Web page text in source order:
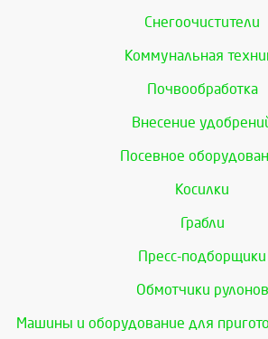
Снегоочистители
Коммунальная
Почвообработка
Внесение
Посевное
Косилки
Грабли
Пресс-подборщики
Обмотчики рулонов
Машины и оборудование для